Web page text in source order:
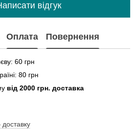
відгук
Оплата Повернення
60 грн
80 грн
від 2000 грн. доставка